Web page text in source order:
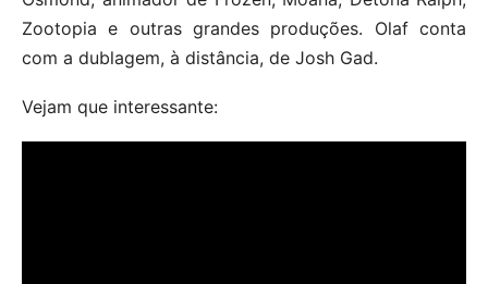
Zootopia e outras grandes produções. Olaf conta
com a dublagem, à distância, de Josh Gad.
Vejam que interessante: